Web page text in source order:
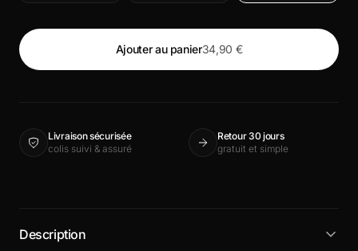
Ajouter au panier34,90 €
Livraison sécurisée
colis suivi & assuré
Retour 30 jours
gratuit et simple
Description